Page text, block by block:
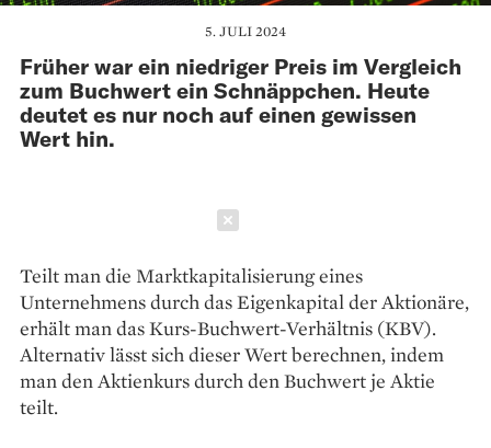
5. JULI 2024
Früher war ein niedriger Preis im Vergleich
zum Buchwert ein Schnäppchen. Heute
deutet es nur noch auf einen gewissen
Wert hin.
Teilt man die Marktkapitalisierung eines
Unternehmens durch das Eigenkapital der Aktionäre,
erhält man das Kurs-Buchwert-Verhältnis (KBV).
Alternativ lässt sich dieser Wert berechnen, indem
man den Aktienkurs durch den Buchwert je Aktie
teilt.